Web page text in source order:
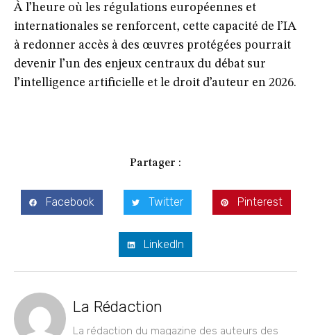
À l’heure où les régulations européennes et
internationales se renforcent, cette capacité de l’IA
à redonner accès à des œuvres protégées pourrait
devenir l’un des enjeux centraux du débat sur
l’intelligence artificielle et le droit d’auteur en 2026.
Partager :
Facebook Twitter Pinterest
LinkedIn
La Rédaction
La rédaction du magazine des auteurs des